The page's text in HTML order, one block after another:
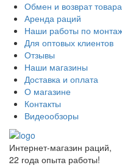
Обмен и возврат товара
Аренда раций
Наши работы по
Для оптовых клиентов
Отзывы
Наши магазины
Доставка и оплата
О магазине
Контакты
Видеообзоры
Интернет-магазин раций,
22 года опыта работы!